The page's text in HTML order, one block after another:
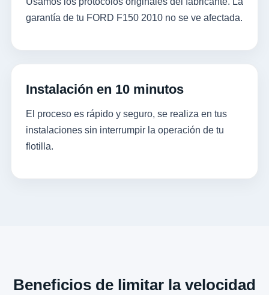
garantía de tu FORD F150 2010 no se ve afectada.
Instalación en 10 minutos
El proceso es rápido y seguro, se realiza en tus
instalaciones sin interrumpir la operación de tu
flotilla.
Beneficios de limitar la velocidad